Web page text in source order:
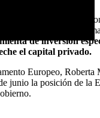
rechazó el Fondo de
por considerarlo
de inversión
el capital privado.
Europeo, Roberta
junio la posición de la